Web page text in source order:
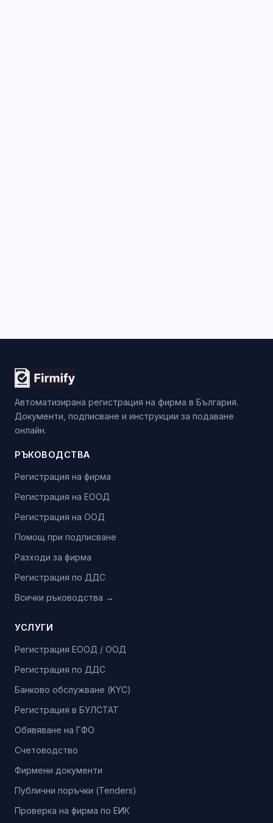
Автоматизирана регистрация на фирма в България.
Документи, подписване и инструкции за подаване
онлайн.
РЪКОВОДСТВА
Регистрация на фирма
Регистрация на ЕООД
Регистрация на ООД
Помощ при подписване
Разходи за фирма
Регистрация по ДДС
Всички ръководства →
УСЛУГИ
Регистрация ЕООД / ООД
Регистрация по ДДС
Банково обслужване (KYC)
Регистрация в БУЛСТАТ
Обявяване на ГФО
Счетоводство
Фирмени документи
Публични поръчки (Tenders)
Проверка на фирма по ЕИК